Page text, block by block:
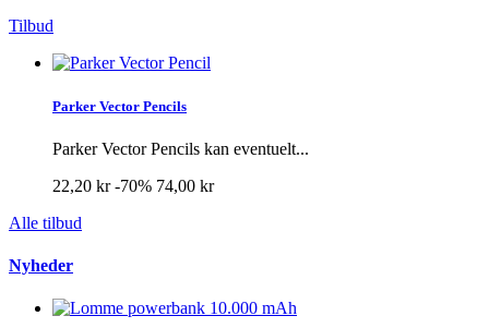
Tilbud
Parker Vector Pencils
Parker Vector Pencils kan eventuelt...
22,20 kr-70% 74,00 kr
Alle tilbud
Nyheder